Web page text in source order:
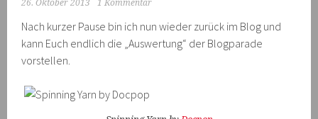
26. Oktober 2013 1 Kommentar
Nach kurzer Pause bin ich nun wieder zurück im Blog und
kann Euch endlich die „Auswertung“ der Blogparade
vorstellen.